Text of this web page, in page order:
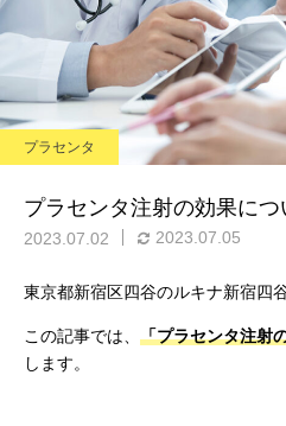
ミラドライ
プラセンタ
プラセンタ注射の効果につ
2023.07.02 2023.07.05
東京都新宿区四谷のルキナ新宿四
この記事では、 「プラセンタ注射
します。